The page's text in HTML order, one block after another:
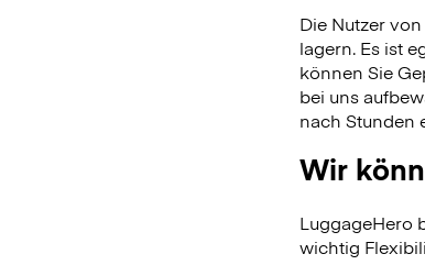
Die Nutzer
lagern. Es ist
können Sie
bei uns
nach Stunden
Wir
LuggageHero
wichtig